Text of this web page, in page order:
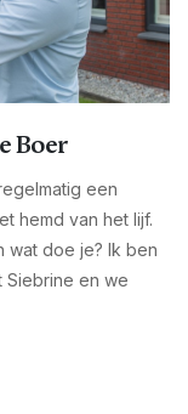
Boer
een
hemd van het lijf.
wat doe je? Ik ben
Siebrine en we